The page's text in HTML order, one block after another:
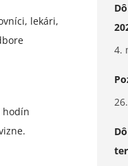
lekári,
hodín
4.